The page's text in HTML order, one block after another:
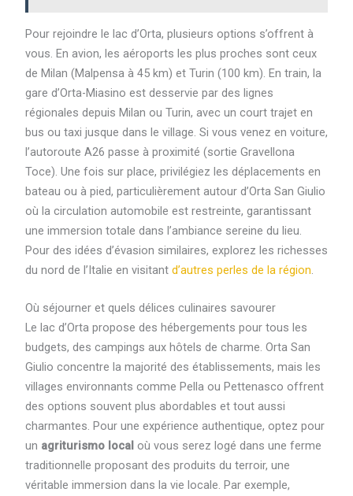
Pour rejoindre le lac d’Orta, plusieurs options s’offrent à
vous. En avion, les aéroports les plus proches sont ceux
de Milan (Malpensa à 45 km) et Turin (100 km). En train, la
gare d’Orta-Miasino est desservie par des lignes
régionales depuis Milan ou Turin, avec un court trajet en
bus ou taxi jusque dans le village. Si vous venez en voiture,
l’autoroute A26 passe à proximité (sortie Gravellona
Toce). Une fois sur place, privilégiez les déplacements en
bateau ou à pied, particulièrement autour d’Orta San Giulio
où la circulation automobile est restreinte, garantissant
une immersion totale dans l’ambiance sereine du lieu.
Pour des idées d’évasion similaires, explorez les richesses
du nord de l’Italie en visitant d’autres perles de la région
Où séjourner et quels délices culinaires savourer
Le lac d’Orta propose des hébergements pour tous les
budgets, des campings aux hôtels de charme. Orta San
Giulio concentre la majorité des établissements, mais les
villages environnants comme Pella ou Pettenasco offrent
des options souvent plus abordables et tout aussi
charmantes. Pour une expérience authentique, optez pour
un agriturismo local où vous serez logé dans une ferme
traditionnelle proposant des produits du terroir, une
véritable immersion dans la vie locale. Par exemple,